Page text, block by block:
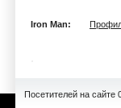
Iron Man:
Посетителей на сайте